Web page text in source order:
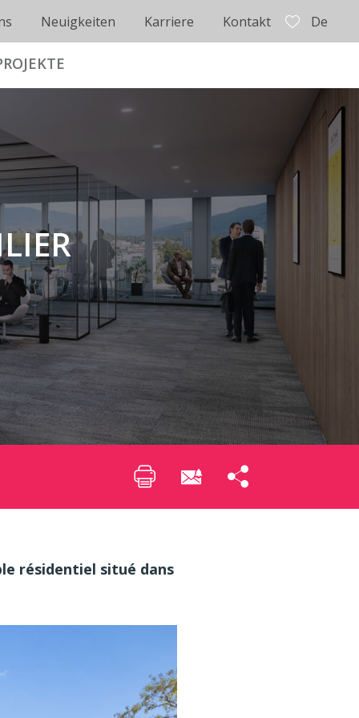
Neuigkeiten Karriere Kontakt De
résidentiel situé dans